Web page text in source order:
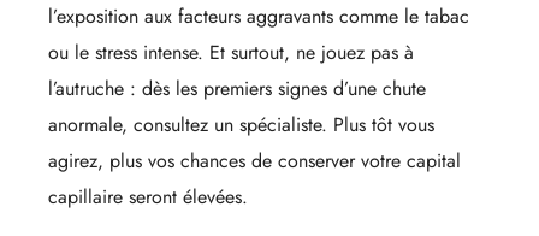
l’exposition aux facteurs aggravants comme le tabac
ou le stress intense. Et surtout, ne jouez pas à
l’autruche : dès les premiers signes d’une chute
anormale, consultez un spécialiste. Plus tôt vous
agirez, plus vos chances de conserver votre capital
capillaire seront élevées.